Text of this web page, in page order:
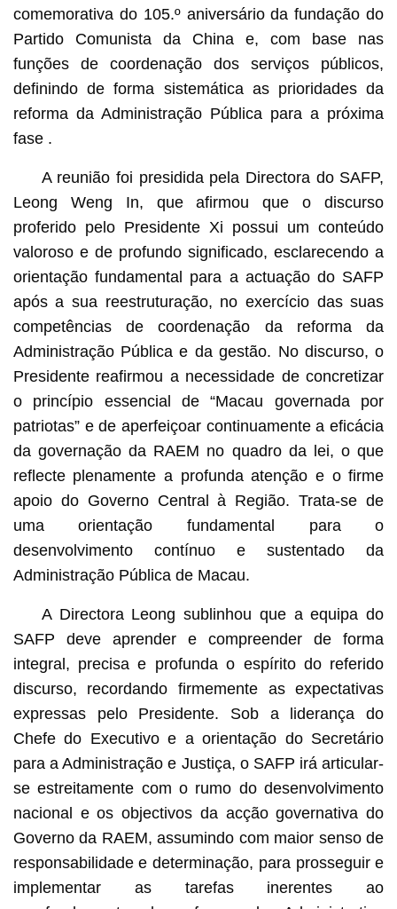
comemorativa do 105.º aniversário da fundação do
Partido Comunista da China e, com base nas
funções de coordenação dos serviços públicos,
definindo de forma sistemática as prioridades da
reforma da Administração Pública para a próxima
fase .
A reunião foi presidida pela Directora do SAFP,
Leong Weng In, que afirmou que o discurso
proferido pelo Presidente Xi possui um conteúdo
valoroso e de profundo significado, esclarecendo a
orientação fundamental para a actuação do SAFP
após a sua reestruturação, no exercício das suas
competências de coordenação da reforma da
Administração Pública e da gestão. No discurso, o
Presidente reafirmou a necessidade de concretizar
o princípio essencial de “Macau governada por
patriotas” e de aperfeiçoar continuamente a eficácia
da governação da RAEM no quadro da lei, o que
reflecte plenamente a profunda atenção e o firme
apoio do Governo Central à Região. Trata-se de
uma orientação fundamental para o
desenvolvimento contínuo e sustentado da
Administração Pública de Macau.
A Directora Leong sublinhou que a equipa do
SAFP deve aprender e compreender de forma
integral, precisa e profunda o espírito do referido
discurso, recordando firmemente as expectativas
expressas pelo Presidente. Sob a liderança do
Chefe do Executivo e a orientação do Secretário
para a Administração e Justiça, o SAFP irá articular-
se estreitamente com o rumo do desenvolvimento
nacional e os objectivos da acção governativa do
Governo da RAEM, assumindo com maior senso de
responsabilidade e determinação, para prosseguir e
implementar as tarefas inerentes ao